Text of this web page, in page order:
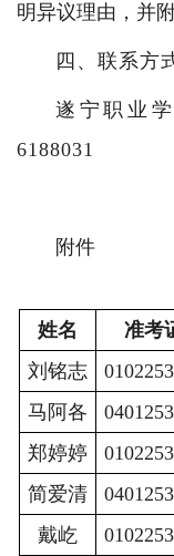
明异议理由，并
四、联系方
遂宁职业
6188031
附件
姓名
准考
刘铭志
马阿各
郑婷婷
简爱清
戴屹